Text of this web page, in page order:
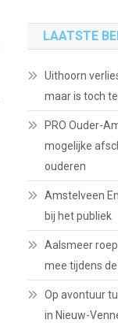
LAATSTE
Uithoorn
maar is toch
PRO Ouder-
mogelijke
ouderen
Amstelveen
bij het publiek
Aalsmeer
mee tijdens
Op avontuur
in Nieuw-